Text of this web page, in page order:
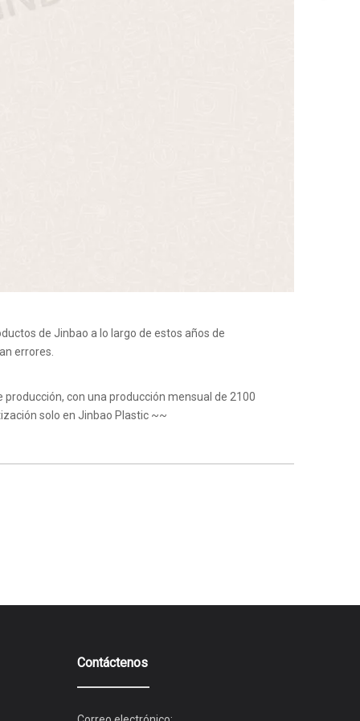
de Jinbao a lo largo de estos años de
errores.
con una producción mensual de 2100
solo en Jinbao Plastic ~~
Contáctenos